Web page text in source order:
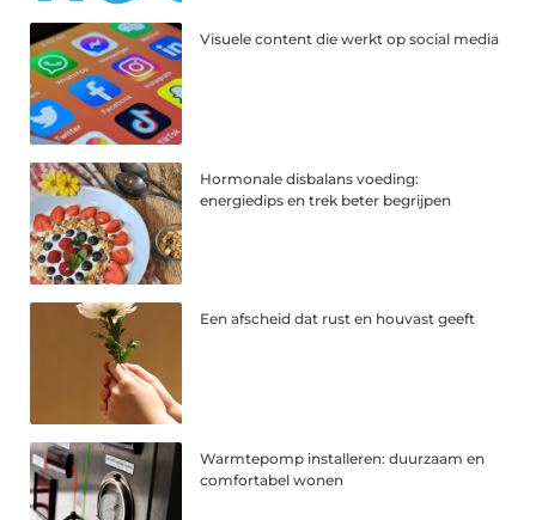
Visuele content die werkt op social media
Hormonale disbalans voeding:
energiedips en trek beter begrijpen
Een afscheid dat rust en houvast geeft
Warmtepomp installeren: duurzaam en
comfortabel wonen